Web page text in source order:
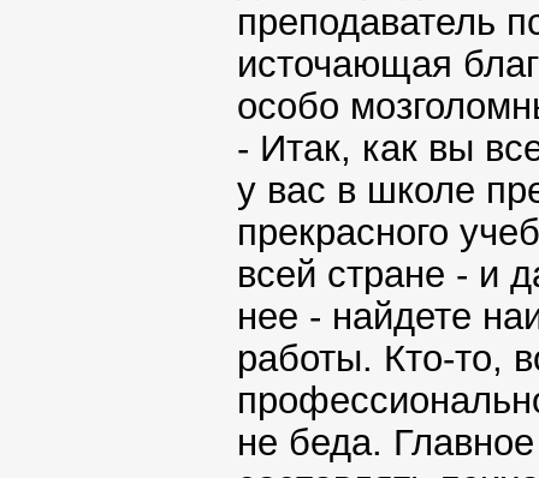
преподаватель
источающая
особо
- Итак, как вы
у вас в школе
прекрасного
всей стране - и
нее - найдете
работы. Кто-то,
не беда.